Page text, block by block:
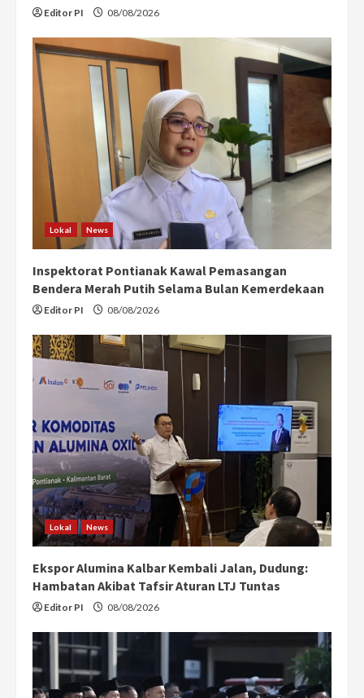
Editor PI 08/08/2026
Lokal News
Inspektorat Pontianak Kawal Pemasangan
Bendera Merah Putih Selama Bulan Kemerdekaan
Editor PI 08/08/2026
Lokal News
Ekspor Alumina Kalbar Kembali Jalan, Dudung:
Hambatan Akibat Tafsir Aturan LTJ Tuntas
Editor PI 08/08/2026